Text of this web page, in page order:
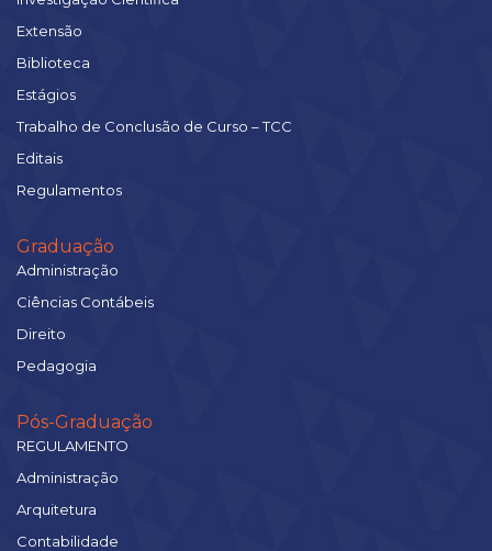
Extensão
Biblioteca
Estágios
Trabalho de Conclusão de Curso – TCC
Editais
Regulamentos
Graduação
Administração
Ciências Contábeis
Direito
Pedagogia
Pós-Graduação
REGULAMENTO
Administração
Arquitetura
Contabilidade